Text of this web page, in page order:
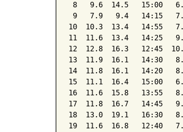
8   9.6  14.5   15:00
9   7.9   9.4   14:15
10  10.3  13.4   14:55
11  11.6  13.4   14:25
12  12.8  16.3   12:45
13  11.9  16.1   14:30
14  11.8  16.1   14:20
15  11.1  16.4   15:00
16  11.6  15.8   13:55
17  11.8  16.7   14:45
18  13.0  19.1   16:30
19  11.6  16.8   12:40